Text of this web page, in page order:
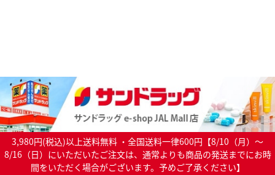
3,980円(税込)以上送料無料 ・全国送料一律600円【8/10（月）～
8/16（日）にいただいたご注文は、通常よりも商品の発送までにお時
間をいただく場合がございます。予めご了承ください】